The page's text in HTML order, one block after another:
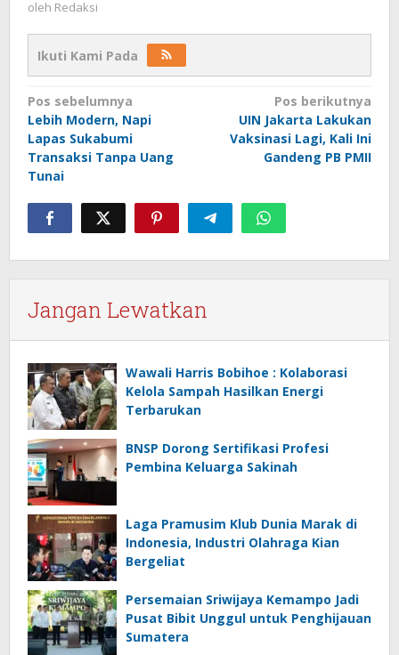
oleh Redaksi
Ikuti Kami Pada
Navigasi
pos
Pos sebelumnya
Lebih Modern, Napi
Lapas Sukabumi
Transaksi Tanpa Uang
Tunai
Pos berikutnya
UIN Jakarta Lakukan
Vaksinasi Lagi, Kali Ini
Gandeng PB PMII
Jangan Lewatkan
Wawali Harris Bobihoe : Kolaborasi
Kelola Sampah Hasilkan Energi
Terbarukan
BNSP Dorong Sertifikasi Profesi
Pembina Keluarga Sakinah
Laga Pramusim Klub Dunia Marak di
Indonesia, Industri Olahraga Kian
Bergeliat
Persemaian Sriwijaya Kemampo Jadi
Pusat Bibit Unggul untuk Penghijauan
Sumatera